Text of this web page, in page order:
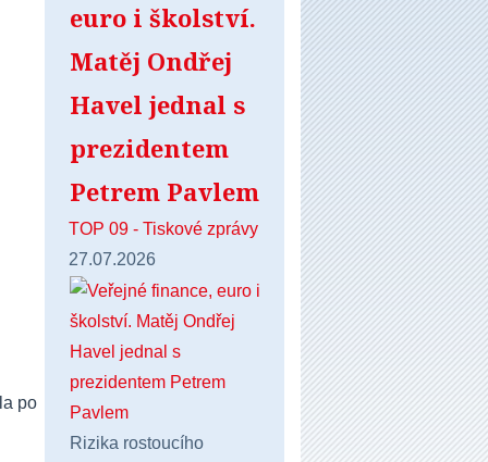
po
euro i školství.
Matěj Ondřej
Havel jednal s
prezidentem
Petrem Pavlem
TOP 09 - Tiskové zprávy
27.07.2026
Rizika rostoucího